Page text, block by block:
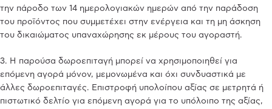
την πάροδο των 14 ημερολογιακών ημερών από την παράδοση
του προϊόντος που συμμετέχει στην ενέργεια και τη μη άσκηση
του δικαιώματος υπαναχώρησης εκ μέρους του αγοραστή.
3. Η παρούσα δωροεπιταγή μπορεί να χρησιμοποιηθεί για
επόμενη αγορά μόνον, μεμονωμένα και όχι συνδυαστικά με
άλλες δωροεπιταγές. Επιστροφή υπολοίπου αξίας σε μετρητά ή
πιστωτικό δελτίο για επόμενη αγορά για το υπόλοιπο της αξίας,